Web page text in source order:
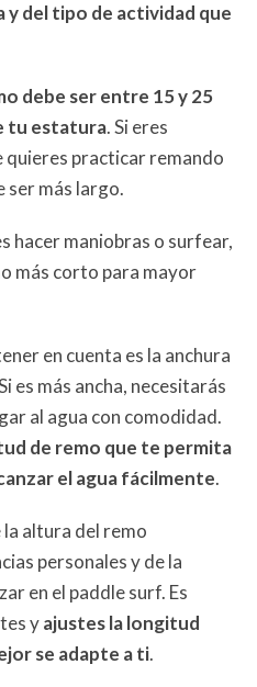
del tipo de actividad que
debe ser entre 15 y 25
tu estatura. Si eres
quieres practicar remando
ser más largo.
hacer maniobras o surfear,
más corto para mayor
en cuenta es la anchura
es más ancha, necesitarás
al agua con comodidad.
de remo que te permita
el agua fácilmente.
la altura del remo
personales y de la
en el paddle surf. Es
yajustes la longitud
se adapte a ti.